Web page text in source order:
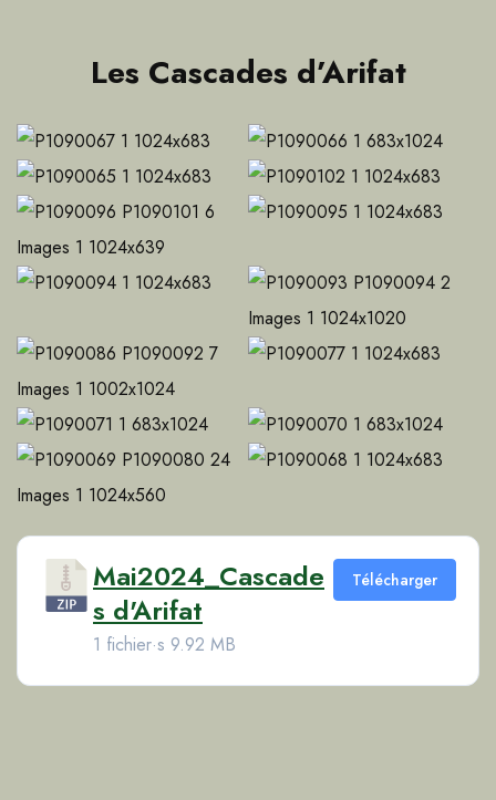
Les Cascades d’Arifat
Mai2024_Cascade
s d'Arifat
1 fichier·s 9.92 MB
Télécharger